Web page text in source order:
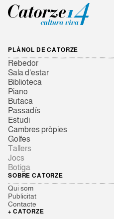
PLÀNOL DE CATORZE
Rebedor
Sala d'estar
Biblioteca
Piano
Butaca
Passadís
Estudi
Cambres pròpies
Golfes
Tallers
Jocs
Botiga
SOBRE CATORZE
Qui som
Publicitat
Contacte
+ CATORZE